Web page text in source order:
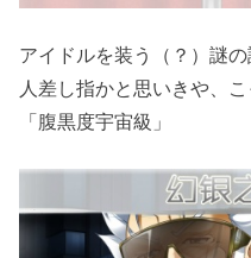
アイドルを装う（？）謎の
人差し指かと思いきや、
「腹黒度宇宙級」